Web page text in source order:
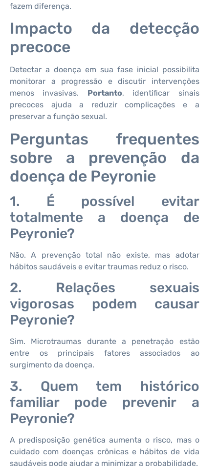
fazem diferença.
Impacto da detecção
precoce
Detectar a doença em sua fase inicial possibilita
monitorar a progressão e discutir intervenções
menos invasivas. Portanto, identificar sinais
precoces ajuda a reduzir complicações e a
preservar a função sexual.
Perguntas frequentes
sobre a prevenção da
doença de Peyronie
1. É possível evitar
totalmente a doença de
Peyronie?
Não. A prevenção total não existe, mas adotar
hábitos saudáveis e evitar traumas reduz o risco.
2. Relações sexuais
vigorosas podem causar
Peyronie?
Sim. Microtraumas durante a penetração estão
entre os principais fatores associados ao
surgimento da doença.
3. Quem tem histórico
familiar pode prevenir a
Peyronie?
A predisposição genética aumenta o risco, mas o
cuidado com doenças crônicas e hábitos de vida
saudáveis pode ajudar a minimizar a probabilidade.